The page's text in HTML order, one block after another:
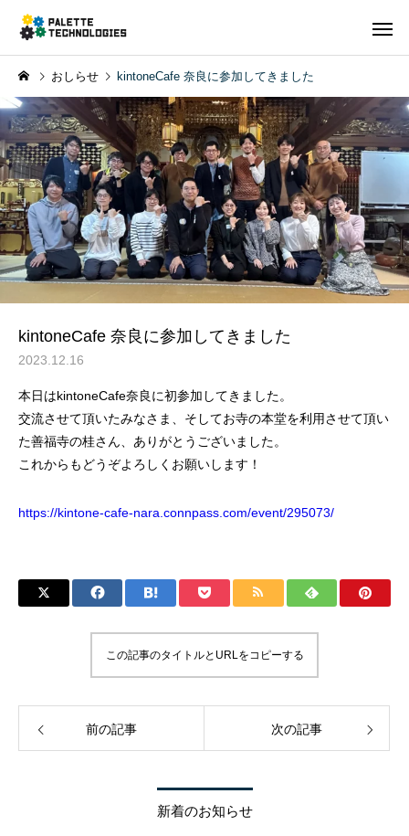
おしらせ kintoneCafe 奈良に参加してきました
kintoneCafe 奈良に参加してきました
2023.12.16
本日はkintoneCafe奈良に初参加してきました。
交流させて頂いたみなさま、そしてお寺の本堂を利用させて頂い
た善福寺の桂さん、ありがとうございました。
これからもどうぞよろしくお願いします！
https://kintone-cafe-nara.connpass.com/event/295073/
この記事のタイトルとURLをコピーする
前の記事 次の記事
新着のお知らせ